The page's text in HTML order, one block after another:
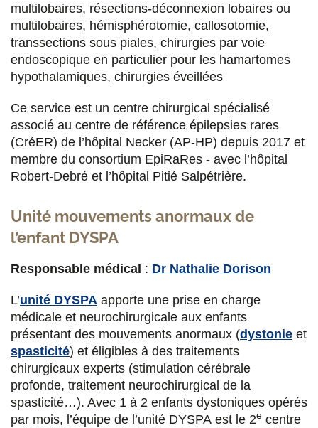
Dr Georg Dorfmüller
Chef du
service de Neurochirurgie
pédiatrique
CRMR Epilepsies rares.
Neuropédiatre, coordinatrice du centre de
compétence, responsable de l'unité Dyspa :
Neurochirurgie pédiatrique,CCMR Neurogène
(Maladies neurogénétiques et mouvements
anormaux),CRMR Wilson
Dr Sarah Rosenberg
Neurologue, praticien titulaire. Neuropédiatrie,
Dr Pia Vayssière
Neurochirurgienne :Neurochirurgie
pédiatrique ,CCMR Neurogène (Maladies
neurogénétiques et mouvements anormaux)
Ségolène de Beaumont
Cadre supérieure de santé.Service de
multilobaires, résections-déconnexion lobaires ou
multilobaires, hémisphérotomie, callosotomie,
transsections sous piales, chirurgies par voie
endoscopique en particulier pour les hamartomes
hypothalamiques, chirurgies éveillées
Ce service est un centre chirurgical spécialisé
associé au centre de référence épilepsies rares
(CréER) de l’hôpital Necker (AP-HP) depuis 2017 et
membre du consortium EpiRaRes - avec l’hôpital
Robert-Debré et l’hôpital Pitié Salpétrière.
Unité mouvements anormaux de
l’enfant DYSPA
Responsable médical : Dr Nathalie Dorison
L’unité DYSPA apporte une prise en charge
médicale et neurochirurgicale aux enfants
présentant des mouvements anormaux (dystonie et
spasticité) et éligibles à des traitements
chirurgicaux experts (stimulation cérébrale
profonde, traitement neurochirurgical de la
spasticité…). Avec 1 à 2 enfants dystoniques opérés
par mois, l’équipe de l’unité DYSPA est le 2e centre